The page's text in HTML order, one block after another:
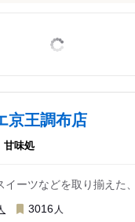
京王調布店
甘味処
ーツなどを取り揃えた
3016 人